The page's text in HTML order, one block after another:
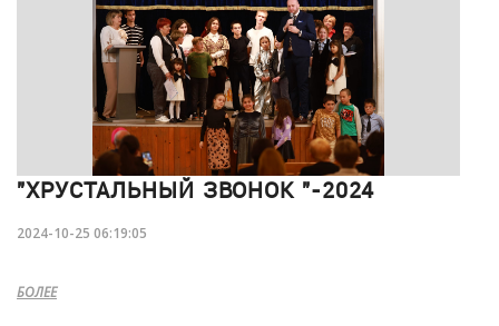
"ХРУСТАЛЬНЫЙ ЗВОНОК "-2024
2024-10-25 06:19:05
БОЛЕЕ